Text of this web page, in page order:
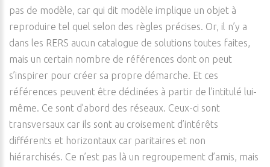
pas de modèle, car qui dit modèle implique un objet à
reproduire tel quel selon des règles précises. Or, il n’y a
dans les RERS aucun catalogue de solutions toutes faites,
mais un certain nombre de références dont on peut
s’inspirer pour créer sa propre démarche. Et ces
références peuvent être déclinées à partir de l’intitulé lui-
même. Ce sont d’abord des réseaux. Ceux-ci sont
transversaux car ils sont au croisement d’intérêts
différents et horizontaux car paritaires et non
hiérarchisés. Ce n’est pas là un regroupement d’amis, mais